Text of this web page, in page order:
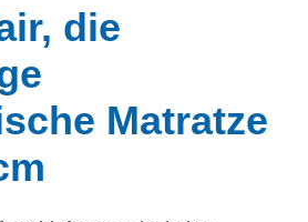
die
Matratze